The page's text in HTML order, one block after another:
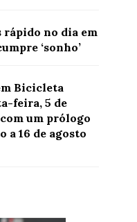
rápido no dia em
‘sonho’
Bicicleta
feira, 5 de
um prólogo
a 16 de agosto